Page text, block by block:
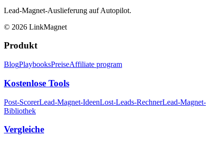
Lead-Magnet-Auslieferung auf Autopilot.
© 2026 LinkMagnet
Produkt
BlogPlaybooksPreiseAffiliate program
Kostenlose Tools
Post-ScorerLead-Magnet-IdeenLost-Leads-RechnerLead-Magnet-
Bibliothek
Vergleiche